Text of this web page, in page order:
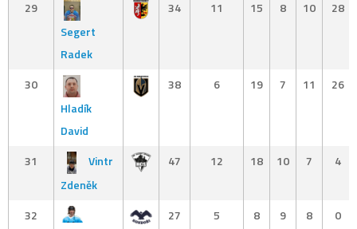
29
Segert
Radek
34 11 15 8 10 28
30
Hladík
David
38 6 19 7 11 26
31
Vintr
Zdeněk
47 12 18 10 7 4
32
27 5 8 9 8 0